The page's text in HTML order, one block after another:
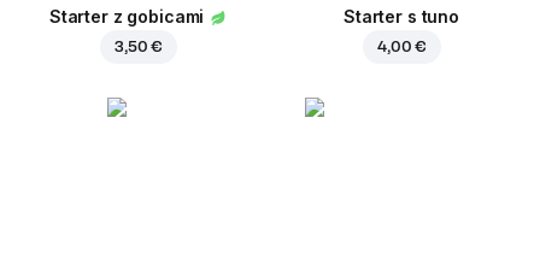
Starter z gobicami
3,50 €
Starter s tuno
4,00 €